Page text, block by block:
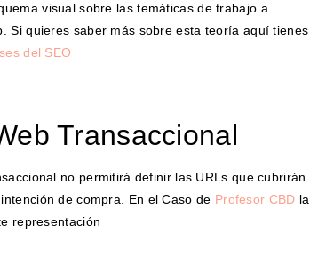
visual sobre las temáticas de trabajo a
Si quieres saber más sobre esta teoría aquí tienes
del SEO
Transaccional
no permitirá definir las URLs que cubrirán
de compra. En el Caso de Profesor CBD la
representación